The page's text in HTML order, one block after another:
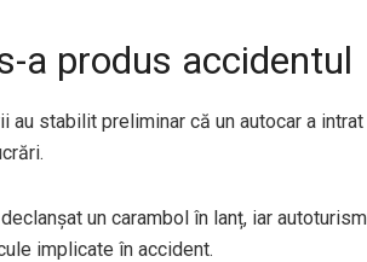
a produs accidentul
au stabilit preliminar că un autocar a
un carambol în lanț, iar
implicate în accident.